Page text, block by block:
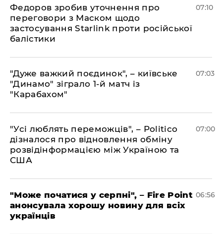
Федоров зробив уточнення про
переговори з Маском щодо
застосування Starlink проти російської
балістики
07:10
"Дуже важкий поєдинок", – київське
"Динамо" зіграло 1-й матч із
"Карабахом"
07:03
"Усі люблять переможців", – Politico
дізналося про відновлення обміну
розвідінформацією між Україною та
США
07:00
"Може початися у серпні", – Fire Point
анонсувала хорошу новину для всіх
українців
06:56